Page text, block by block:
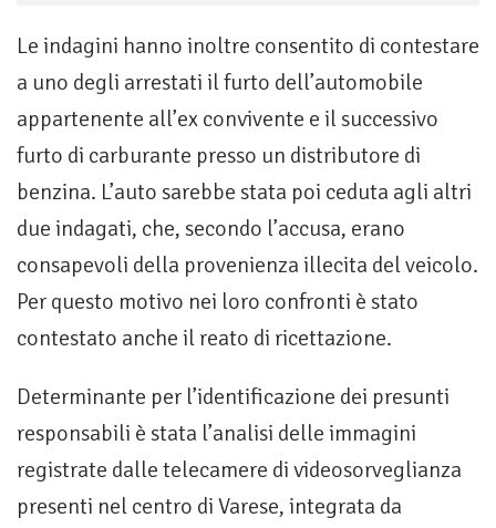
Le indagini hanno inoltre consentito di contestare
a uno degli arrestati il furto dell’automobile
appartenente all’ex convivente e il successivo
furto di carburante presso un distributore di
benzina. L’auto sarebbe stata poi ceduta agli altri
due indagati, che, secondo l’accusa, erano
consapevoli della provenienza illecita del veicolo.
Per questo motivo nei loro confronti è stato
contestato anche il reato di ricettazione.
Determinante per l’identificazione dei presunti
responsabili è stata l’analisi delle immagini
registrate dalle telecamere di videosorveglianza
presenti nel centro di Varese, integrata da